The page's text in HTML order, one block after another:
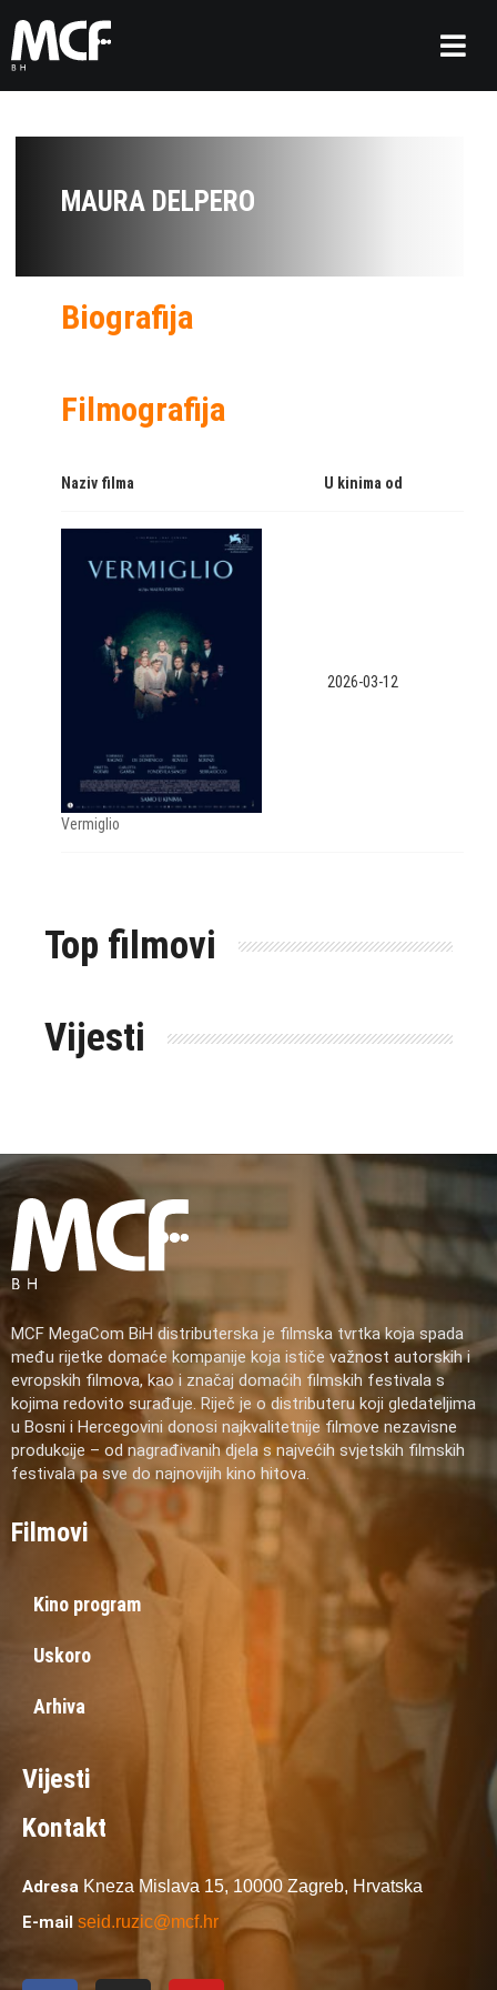
MAURA DELPERO
Biografija
Filmografija
Naziv filma U kinima od
Vermiglio
2026-03-12
Top filmovi
Vijesti
MCF MegaCom BiH distributerska je filmska tvrtka koja spada
među rijetke domaće kompanije koja ističe važnost autorskih i
evropskih filmova, kao i značaj domaćih filmskih festivala s
kojima redovito surađuje. Riječ je o distributeru koji gledateljima
u Bosni i Hercegovini donosi najkvalitetnije filmove nezavisne
produkcije – od nagrađivanih djela s najvećih svjetskih filmskih
festivala pa sve do najnovijih kino hitova.
Filmovi
Kino program
Uskoro
Arhiva
Vijesti
Kontakt
Adresa Kneza Mislava 15, 10000 Zagreb, Hrvatska
E-mail seid.ruzic@mcf.hr